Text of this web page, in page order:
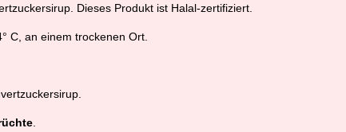
Dieses Produkt ist Halal-zertifiziert.
C, an einem trockenen Ort.